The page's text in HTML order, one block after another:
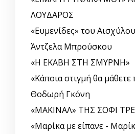
ΛΟΥΔΑΡΟΣ
«Ευμενίδες» του
Άντζελα Μπρούσκου
«Η ΕΚΑΒΗ ΣΤΗ ΣΜΥΡΝΗ»
«Κάποια στιγμή θα μάθετε
Θοδωρή Γκόνη
«ΜΑΚΙΝΑΛ» ΤΗΣ ΣΟΦΙ
«Μαρίκα με είπανε -